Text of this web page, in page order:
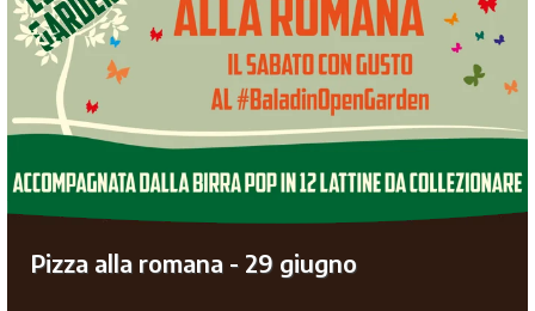
Pizza alla romana - 29 giugno